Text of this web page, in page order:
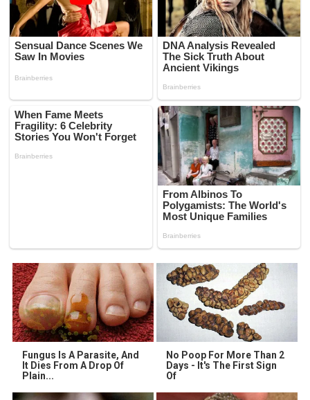
Fungus Is A Parasite, And
It Dies From A Drop Of
Plain...
No Poop For More Than 2
Days - It's The First Sign
Of